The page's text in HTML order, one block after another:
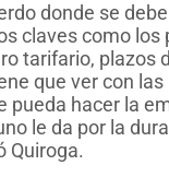
donde se
claves como los
tarifario, plazos
que ver con
pueda hacer la
le da por la
Quiroga.